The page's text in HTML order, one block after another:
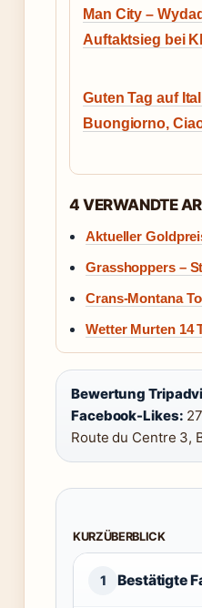
Man City –
Auftaktsieg bei
Guten Tag auf
Buongiorno,
4 VERWANDTE
Aktueller
Grasshoppers –
Crans-Montana
Wetter Murten 14
Bewertung
Facebook-Likes:
Route du Centre 3,
KURZÜBERBLICK
1 Bestätigte